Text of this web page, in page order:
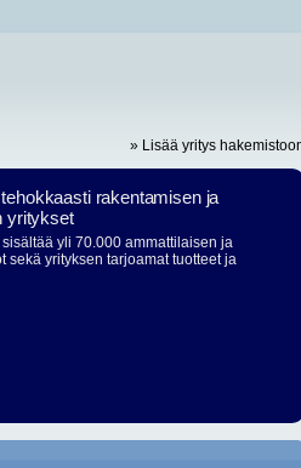
» Lisää yritys
rakentamisen ja
yritykset
yli 70.000 ammattilaisen ja
sekä yrityksen tarjoamat tuotteet ja